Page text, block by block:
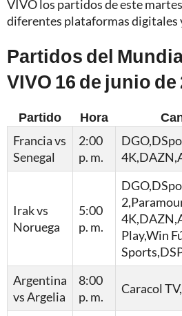
VIVO los partidos de este
diferentes plataformas digitales
Partidos del
VIVO 16 de junio de
Partido Hora
Francia vs
Senegal
2:00
p. m.
Irak vs
Noruega
5:00
p. m.
Play,Win
Argentina
vs Argelia
8:00
p. m.
Caracol